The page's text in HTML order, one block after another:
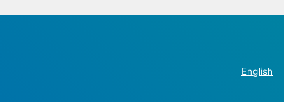
English